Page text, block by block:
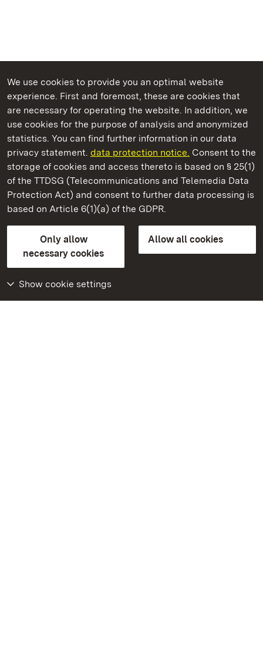
We use cookies to provide you an optimal website
experience. First and foremost, these are cookies that
are necessary for operating the website. In addition, we
use cookies for the purpose of analysis and anonymized
statistics. You can find further information in our data
privacy statement. data protection notice. Consent to the
storage of cookies and access thereto is based on § 25(1)
of the TTDSG (Telecommunications and Telemedia Data
Protection Act) and consent to further data processing is
based on Article 6(1)(a) of the GDPR.
Only allow
necessary cookies
Allow all cookies
Show cookie settings
State Palaces and Gardens of Baden-Wuerttemberg
Ludwigsburg Residential Palace
State Palaces and Gardens of Baden-Wuerttemberg
Contact usFAQMasthead
Declaration on barrier-free access
BITV-konform (geprüfte Seiten)